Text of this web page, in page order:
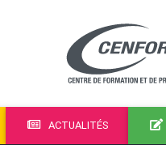
ACTUALITÉS